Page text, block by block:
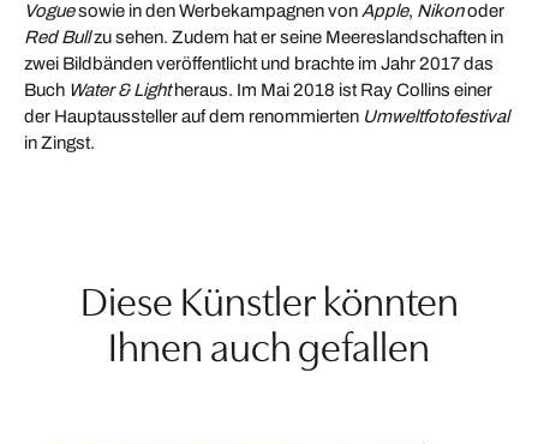
Voguesowie in den Werbekampagnen von Apple, Nikonoder
Red Bullzu sehen. Zudem hat er seine Meereslandschaften in
zwei Bildbänden veröffentlicht und brachte im Jahr 2017 das
Buch Water & Lightheraus. Im Mai 2018 ist Ray Collins einer
der Hauptaussteller auf dem renommierten Umweltfotofestival
in Zingst.
Diese Künstler könnten
Ihnen auch gefallen